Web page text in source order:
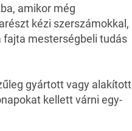
amikor még
kézi szerszámokkal,
fajta mesterségbeli tudás
gyártott vagy alakított
kellett várni egy-